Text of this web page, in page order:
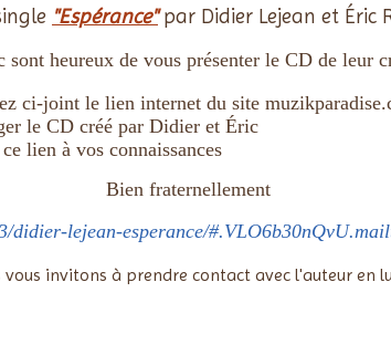
"Espérance"par Didier Lejean et Éric
heureux de vous présenter le CD de leur
ci-joint le lien internet du site
le CD créé par Didier et Éric
lien à vos connaissances
didier-lejean-esperance/
vous invitons à prendre contact avec l'auteur en